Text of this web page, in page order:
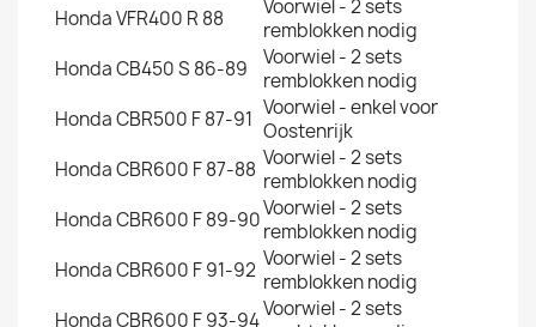
Honda VFR400 R 88
Voorwiel - 2 sets
remblokken nodig
Honda CB450 S 86-89
Voorwiel - 2 sets
remblokken nodig
Honda CBR500 F 87-91 Voorwiel - enkel voor
Oostenrijk
Honda CBR600 F 87-88 Voorwiel - 2 sets
remblokken nodig
Honda CBR600 F 89-90Voorwiel - 2 sets
remblokken nodig
Honda CBR600 F 91-92 Voorwiel - 2 sets
remblokken nodig
Honda CBR600 F 93-94Voorwiel - 2 sets